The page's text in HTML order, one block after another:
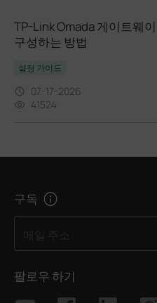
TP-Link Omada 게이트웨
구성하는 방법
설정 가이드
07-17-2026
41524
구독
팔로우 하기